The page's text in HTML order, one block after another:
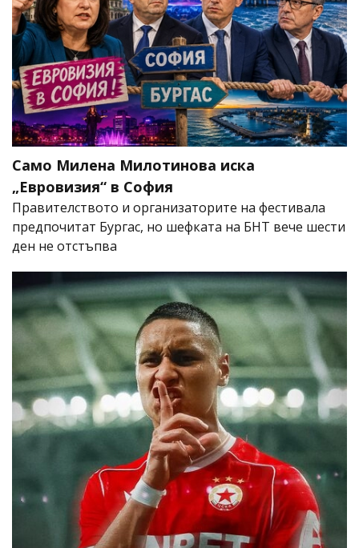
Само Милена Милотинова иска
„Евровизия“ в София
Правителството и организаторите на фестивала
предпочитат Бургас, но шефката на БНТ вече шести
ден не отстъпва